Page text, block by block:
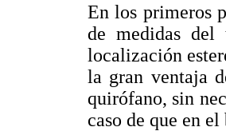
En los primeros
de medidas
localización
la gran ventaja
quirófano, sin
caso de que en